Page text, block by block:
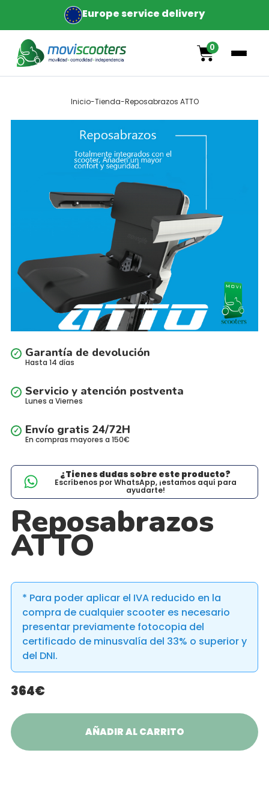
Europe service delivery
0
Inicio-Tienda-Reposabrazos ATTO
Garantía de devolución
Hasta 14 días
Servicio y atención postventa
Lunes a Viernes
Envío gratis 24/72H
En compras mayores a 150€
¿Tienes dudas sobre este producto?
Escríbenos por WhatsApp, ¡estamos aquí para
ayudarte!
Reposabrazos
ATTO
* Para poder aplicar el IVA reducido en la
compra de cualquier scooter es necesario
presentar previamente fotocopia del
certificado de minusvalía del 33% o superior y
del DNI.
364€
AÑADIR AL CARRITO